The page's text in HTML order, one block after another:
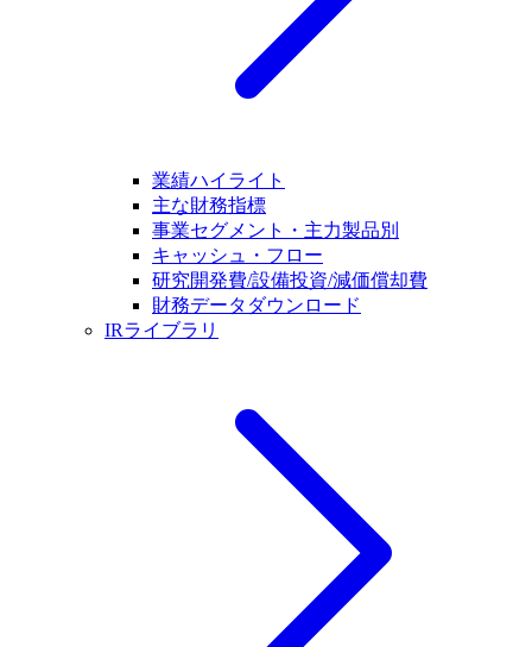
業績ハイライト
主な財務指標
事業セグメント・主力製品別
キャッシュ・フロー
研究開発費/設備投資/減価償却費
財務データダウンロード
IRライブラリ